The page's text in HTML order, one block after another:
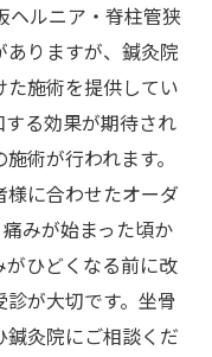
ヘルニア・脊柱管狭
りますが、鍼灸院
施術を提供してい
る効果が期待され
術が行われます。
に合わせたオーダ
みが始まった頃か
ひどくなる前に改
が大切です。坐骨
灸院にご相談くだ